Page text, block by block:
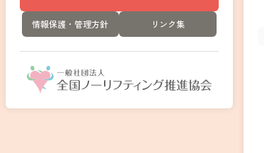
情報保護・管理方針 リンク集